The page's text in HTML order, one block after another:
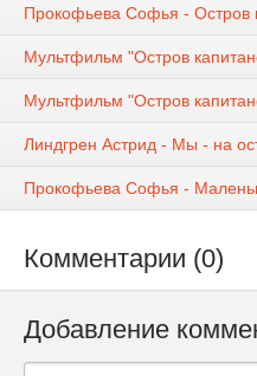
Прокофьева Софья - Остров
Мультфильм "Остров
Мультфильм "Остров
Линдгрен Астрид - Мы - на
Прокофьева Софья -
Комментарии (0)
Добавление